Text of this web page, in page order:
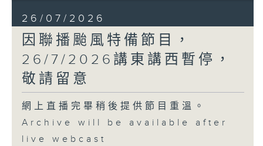
26/07/2026
因聯播颱風特備節目，
26/7/2026講東講西暫停，
敬請留意
網上直播完畢稍後提供節目重溫。
Archive will be available after
live webcast